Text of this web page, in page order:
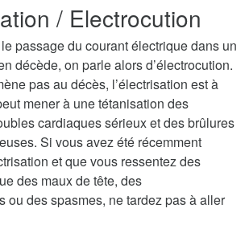
/ Electrocution
le passage du courant électrique dans un
décède, on parle alors d’électrocution.
pas au décès, l’électrisation est à
mener à une tétanisation des
cardiaques sérieux et des brûlures
Si vous avez été récemment
et que vous ressentez des
des maux de tête, des
ou des spasmes, ne tardez pas à aller